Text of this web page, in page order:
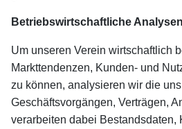
Betriebswirtschaftliche
Um unseren Verein wirtschaftlich
Markttendenzen, Kunden- und
zu können, analysieren wir die
Geschäftsvorgängen, Verträgen,
verarbeiten dabei Bestandsdaten,